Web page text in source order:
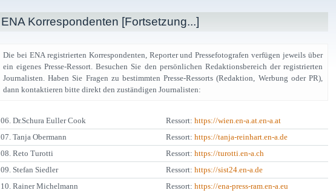
ENA Korrespondenten [Fortsetzung...]
Die bei ENA registrierten Korrespondenten, Reporter und Pressefotografen verfügen jeweils über
ein eigenes Presse-Ressort. Besuchen Sie den persönlichen Redaktionsbereich der registrierten
Journalisten. Haben Sie Fragen zu bestimmten Presse-Ressorts (Redaktion, Werbung oder PR),
dann kontaktieren bitte direkt den zuständigen Journalisten:
06. Dr.Schura Euller Cook Ressort: https://wien.en-a.at.en-a.at
07. Tanja Obermann
Ressort: https://tanja-reinhart.en-a.de
08. Reto Turotti
Ressort: https://turotti.en-a.ch
09. Stefan Siedler
Ressort: https://sist24.en-a.de
10. Rainer Michelmann
Ressort: https://ena-press-ram.en-a.eu